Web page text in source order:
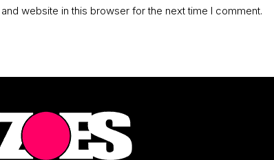
website in this browser for the next time I comment.